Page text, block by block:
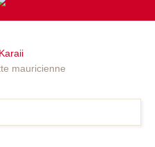
mauricienne